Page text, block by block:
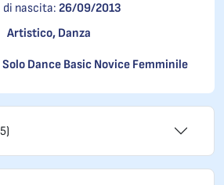
di nascita: 26/09/2013
Artistico, Danza
Solo Dance Basic Novice Femminile